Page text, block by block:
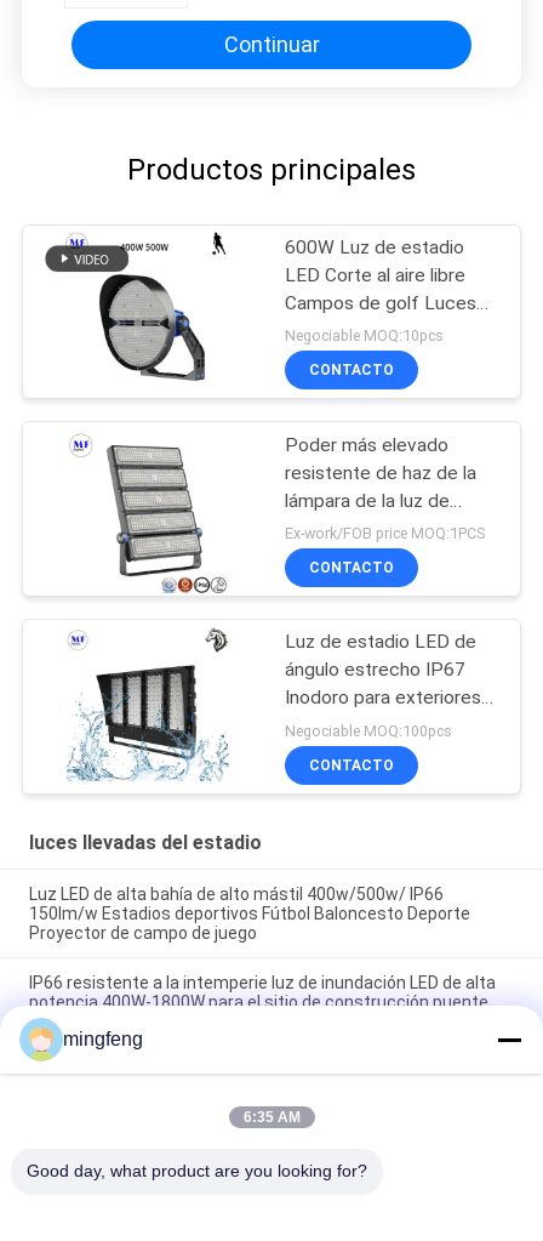
Continuar
Productos principales
600W Luz de estadio
LED Corte al aire libre
Campos de golf Luces
IP66 800W 1000W
Impermeable
Negociable MOQ:10pcs
CONTACTO
Poder más elevado
resistente de haz de la
lámpara de la luz de
inundación del estadio de
fútbol IP66 del viento
asimétrico del ángulo
Ex-work/FOB price MOQ:1PCS
CONTACTO
Luz de estadio LED de
ángulo estrecho IP67
Inodoro para exteriores
200W 300W 400W 500W
Negociable MOQ:100pcs
CONTACTO
luces llevadas del estadio
Luz LED de alta bahía de alto mástil 400w/500w/ IP66
150lm/w Estadios deportivos Fútbol Baloncesto Deporte
Proyector de campo de juego
IP66 resistente a la intemperie luz de inundación LED de alta
potencia 400W-1800W para el sitio de construcción puente
señalización de puerto
Inundación IP66 LED a prueba de agua Pollo de mástil alto con
Categorías Populares
mingfeng
6:35 AM
Good day, what product are you looking for?